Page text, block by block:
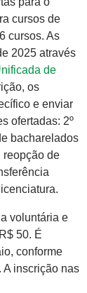
cursos de
cursos. As
2025 através
de
os
e enviar
ofertadas: 2º
bacharelados
reopção de
voluntária e
50. É
conforme
. A inscrição nas